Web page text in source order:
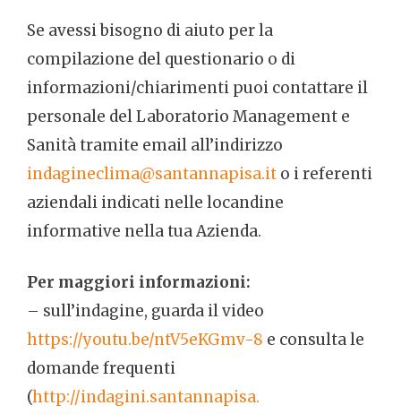
Se avessi bisogno di aiuto per la
compilazione del questionario o di
informazioni/chiarimenti puoi contattare il
personale del Laboratorio Management e
Sanità tramite email all’indirizzo
indagineclima@santannapisa.it o i referenti
aziendali indicati nelle locandine
informative nella tua Azienda.
Per maggiori informazioni:
– sull’indagine, guarda il video
https://youtu.be/ntV5eKGmv-8 e consulta le
domande frequenti
(http://indagini.santannapisa.